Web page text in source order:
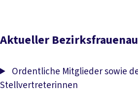
Aktueller
Ordentliche Mitglieder sowie
Stellvertreterinnen